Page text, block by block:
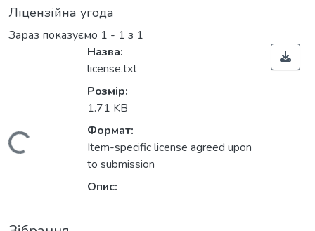
Ліцензійна угода
Зараз показуємо 1 - 1 з 1
Вантажиться...
Назва:
license.txt
Розмір:
1.71 KB
Формат:
Item-specific license agreed upon
to submission
Опис: